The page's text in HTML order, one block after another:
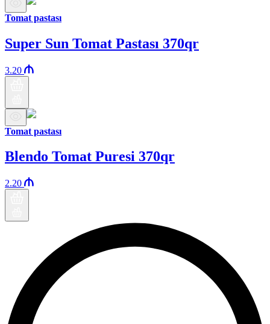
Tomat pastası
Super Sun Tomat Pastası 370qr
3.20
Tomat pastası
Blendo Tomat Puresi 370qr
2.20